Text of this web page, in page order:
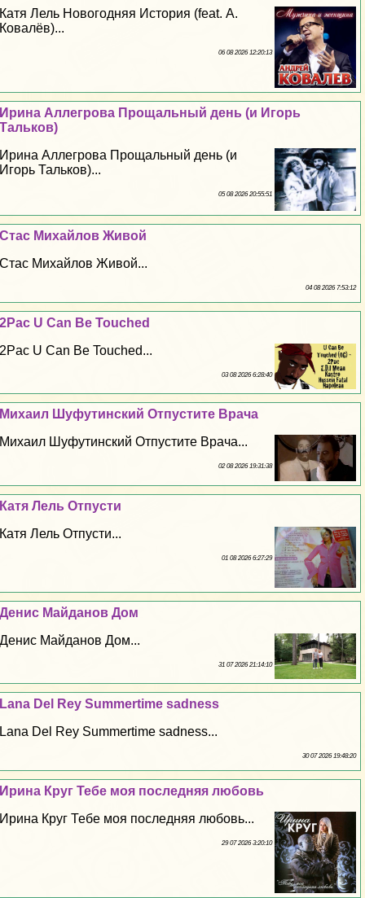
Катя Лель Новогодняя История (feat. А.
Ковалёв)...
06 08 2026 12:20:13
Ирина Аллегрова Прощальный день (и Игорь
Тальков)
Ирина Аллегрова Прощальный день (и
Игорь Тальков)...
05 08 2026 20:55:51
Стас Михайлов Живой
Стас Михайлов Живой...
04 08 2026 7:53:12
2Pac U Can Be Touched
2Pac U Can Be Touched...
03 08 2026 6:28:40
Михаил Шуфутинский Отпустите Врача
Михаил Шуфутинский Отпустите Врача...
02 08 2026 19:31:38
Катя Лель Отпусти
Катя Лель Отпусти...
01 08 2026 6:27:29
Денис Майданов Дом
Денис Майданов Дом...
31 07 2026 21:14:10
Lana Del Rey Summertime sadness
Lana Del Rey Summertime sadness...
30 07 2026 19:48:20
Ирина Круг Тебе моя последняя любовь
Ирина Круг Тебе моя последняя любовь...
29 07 2026 3:20:10